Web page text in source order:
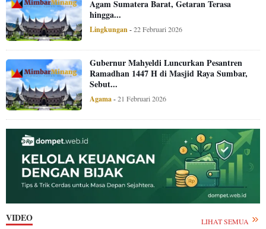
Agam Sumatera Barat, Getaran Terasa
hingga...
Lingkungan-22 Februari 2026
Gubernur Mahyeldi Luncurkan Pesantren
Ramadhan 1447 H di Masjid Raya Sumbar,
Sebut...
Agama-21 Februari 2026
VIDEO LIHAT SEMUA